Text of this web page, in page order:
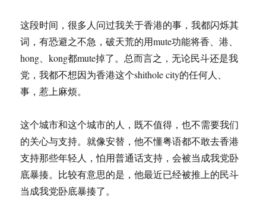
这段时间，很多人问过我关于香港的事，我都闪烁其
词，有恐避之不急，破天荒的用mute功能将香、港、
hong、kong都mute掉了。总而言之，无论民斗还是我
党，我都不想因为香港这个shithole city的任何人、
事，惹上麻烦。
这个城市和这个城市的人，既不值得，也不需要我们
的关心与支持。就像安替，他不懂粤语都不敢去香港
支持那些年轻人，怕用普通话支持，会被当成我党卧
底暴揍。比较有意思的是，他最近已经被推上的民斗
当成我党卧底暴揍了。